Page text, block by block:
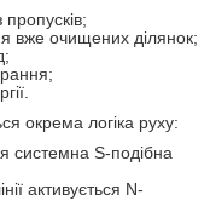
вже очищених ділянок;
окрема логіка руху:
системна S-подібна
активується N-